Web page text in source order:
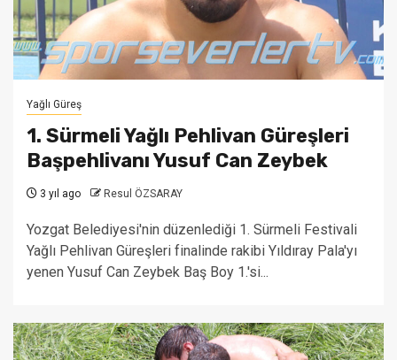
Yağlı Güreş
1. Sürmeli Yağlı Pehlivan Güreşleri
Başpehlivanı Yusuf Can Zeybek
3 yıl ago Resul ÖZSARAY
Yozgat Belediyesi'nin düzenlediği 1. Sürmeli Festivali
Yağlı Pehlivan Güreşleri finalinde rakibi Yıldıray Pala'yı
yenen Yusuf Can Zeybek Baş Boy 1.'si...